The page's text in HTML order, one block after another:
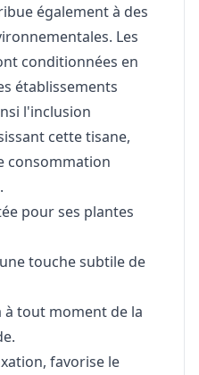
également à des
Les
conditionnées en
établissements
l'inclusion
cette tisane,
consommation
pour ses plantes
touche subtile de
à tout moment de la
favorise le